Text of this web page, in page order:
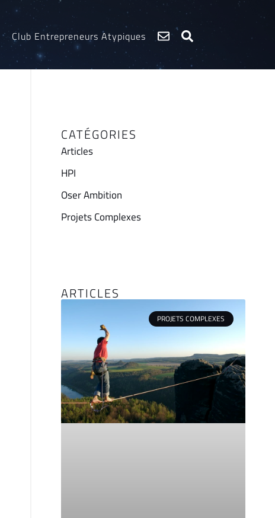
Club Entrepreneurs Atypiques
CATÉGORIES
Articles
HPI
Oser Ambition
Projets Complexes
ARTICLES
PROJETS COMPLEXES